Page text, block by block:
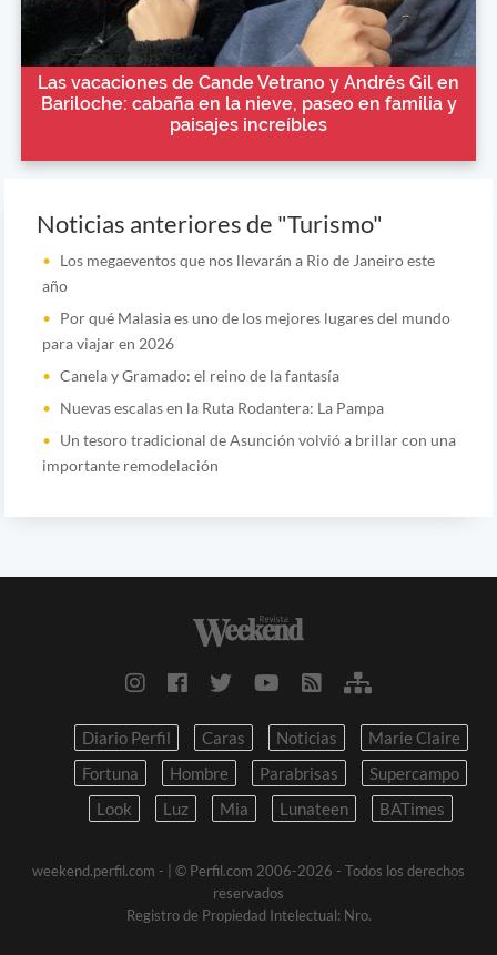
Las vacaciones de Cande Vetrano y Andrés Gil en
Bariloche: cabaña en la nieve, paseo en familia y
paisajes increíbles
Noticias anteriores de "Turismo"
Los megaeventos que nos llevarán a Rio de Janeiro este
año
Por qué Malasia es uno de los mejores lugares del mundo
para viajar en 2026
Canela y Gramado: el reino de la fantasía
Nuevas escalas en la Ruta Rodantera: La Pampa
Un tesoro tradicional de Asunción volvió a brillar con una
importante remodelación
Diario Perfil Caras Noticias
Marie Claire
Fortuna
Hombre Parabrisas
Supercampo
Look
Luz Mia Lunateen BATimes
weekend.perfil.com - | © Perfil.com 2006-2026 - Todos los derechos
reservados
Registro de Propiedad Intelectual: Nro.